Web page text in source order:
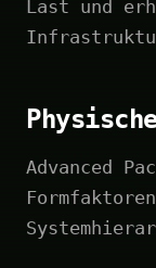
Last und
Advanced